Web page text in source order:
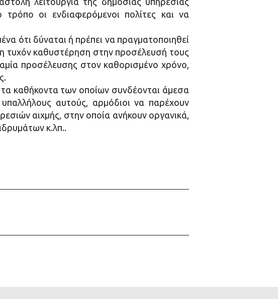
οι ενδιαφερόμενοι πολίτες και να
ότι δύναται ή πρέπει να πραγματοποιηθεί
τυχόν καθυστέρηση στην προσέλευσή τους
προσέλευσης στον καθορισμένο χρόνο,
καθήκοντα των οποίων συνδέονται άμεσα
αυτούς, αρμόδιοι να παρέχουν
αιχμής, στην οποία ανήκουν οργανικά,
κ.λπ..